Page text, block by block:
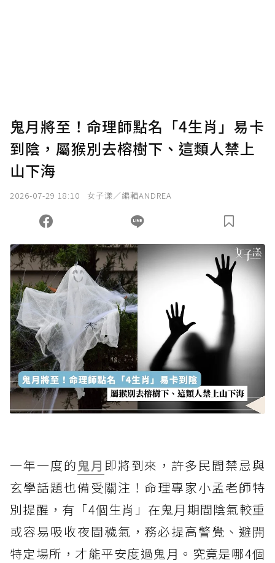
鬼月將至！命理師點名「4生肖」易卡
到陰，屬猴別去榕樹下、這類人禁上
山下海
2026-07-29 18:10 女子漾／編輯ANDREA
一年一度的鬼月 即將到來，許多民間禁忌與
玄學話題也備受關注！命理專家小孟老師特
別提醒，有「4個生肖」在鬼月期間陰氣較重
或容易吸收夜間穢氣，務必提高警覺、避開
特定場所，才能平安度過鬼月。究竟是哪4個